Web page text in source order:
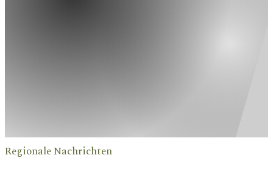
Regionale Nachrichten